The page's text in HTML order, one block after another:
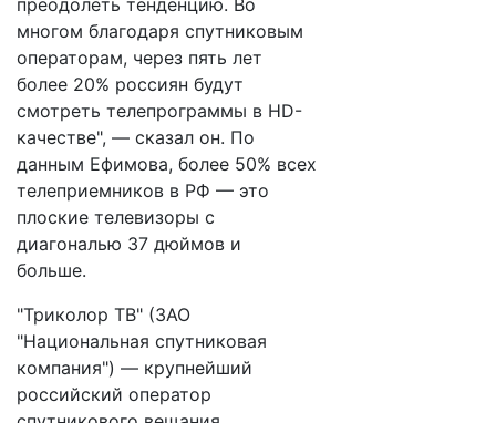
преодолеть тенденцию. Во
многом благодаря спутниковым
операторам, через пять лет
более 20% россиян будут
смотреть телепрограммы в HD-
качестве", — сказал он. По
данным Ефимова, более 50% всех
телеприемников в РФ — это
плоские телевизоры с
диагональю 37 дюймов и
больше.
"Триколор ТВ" (ЗАО
"Национальная спутниковая
компания") — крупнейший
российский оператор